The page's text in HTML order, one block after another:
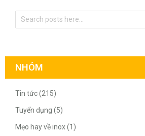
NHÓM
Tin tức (215)
Tuyển dụng (5)
Mẹo hay về inox (1)